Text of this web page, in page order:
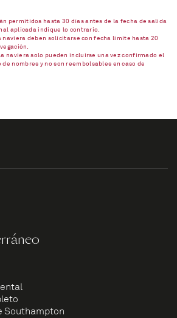
permitidos hasta 30 días antes de la fecha de salida
aplicada indique lo contrario.
naviera deben solicitarse con fecha límite hasta 20
naviera solo pueden incluirse una vez confirmado el
nombres y no son reembolsables en caso de
Southampton